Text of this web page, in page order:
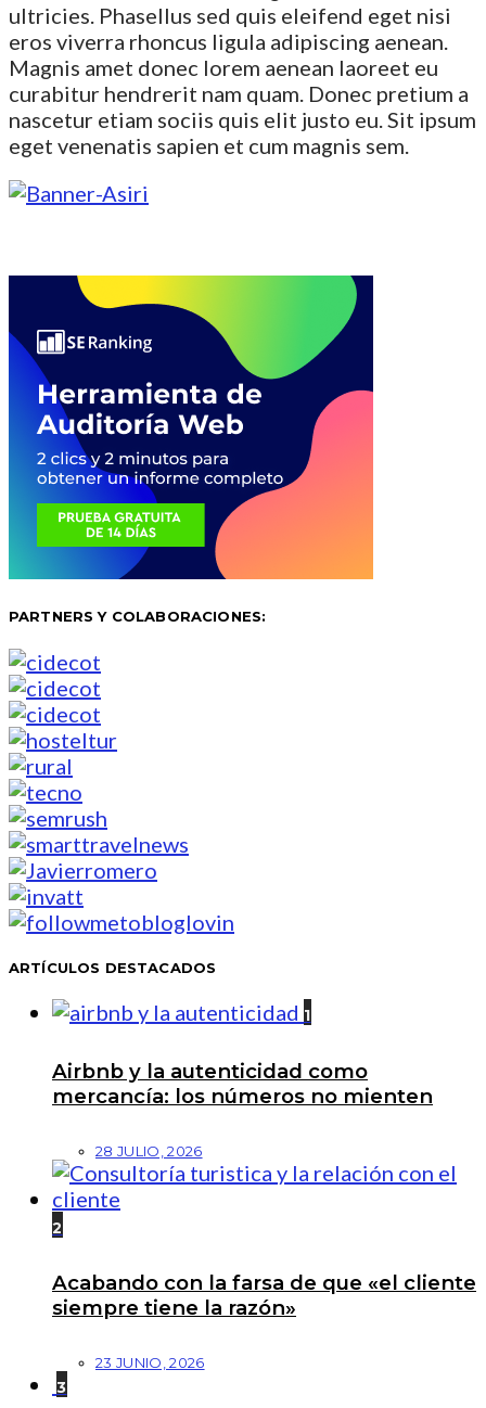
ultricies. Phasellus sed quis eleifend eget nisi
eros viverra rhoncus ligula adipiscing aenean.
Magnis amet donec lorem aenean laoreet eu
curabitur hendrerit nam quam. Donec pretium a
nascetur etiam sociis quis elit justo eu. Sit ipsum
eget venenatis sapien et cum magnis sem.
PARTNERS Y COLABORACIONES:
ARTÍCULOS DESTACADOS
1
Airbnb y la autenticidad como
mercancía: los números no mienten
28 JULIO, 2026
2
Acabando con la farsa de que «el cliente
siempre tiene la razón»
23 JUNIO, 2026
3